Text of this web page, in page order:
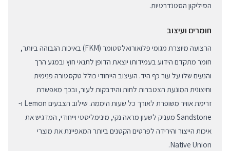
הסיליקון הסטנדרטיות.
חומרים ועיצוב
הרצועה מיוצרת מגומי פלואורואלסטומר (FKM) באיכות הגבוהה ביותר,
חומר מתקדם הידוע בעמידותו יוצאת הדופן לתנאי חוץ ובמגע הרך
והנעים שלו על עור כף היד. העיצוב הייחודי כולל טקסטורה פנימית
וחיצונית המונעת הצטברות לחות והידבקות לעור, ובכך מאפשרת
זרימת אוויר משופרת לאורך כל שעות היממה. שילוב הצבעים Lemon ו-
Sandstone מעניק לשעון מראה נקי, מינימליסטי וייחודי, המדגיש את
איכות הייצור והירידה לפרטים הקטנים ביותר המאפיינת את מוצרי
Native Union.